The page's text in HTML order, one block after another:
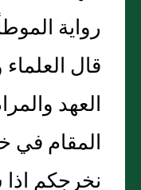
رواية
قال
العهد
المقام في
نخرجكم اذا